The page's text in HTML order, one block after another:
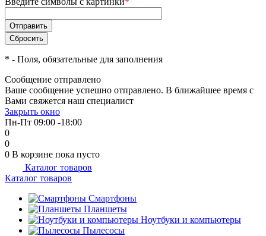
* - Поля, обязательные для заполнения
Сообщение отправлено
Ваше сообщение успешно отправлено. В ближайшее время с
Вами свяжется наш специалист
Закрыть окно
Пн-Пт 09:00 -18:00
0
0
0 В корзине пока пусто
Каталог товаров
Каталог товаров
Смартфоны
Планшеты
Ноутбуки и компьютеры
Пылесосы
Оставшиеся75% будут
списыватьсяс вашей карты
по
Подробнее
об оплате Плайтом
недели
plait.ru